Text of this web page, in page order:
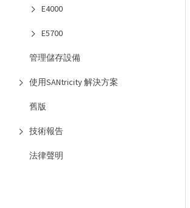
E4000
E5700
管理儲存設備
使用SANtricity 解決方案
舊版
技術報告
法律聲明